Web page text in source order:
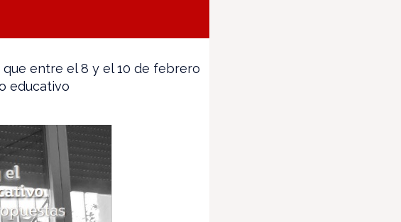
que entre el 8 y el 10 de febrero
educativo